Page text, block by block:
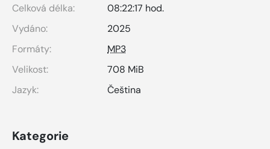
Celková délka:
08:22:17 hod.
Vydáno:
2025
Formáty:
MP3
Velikost:
708 MiB
Jazyk:
Čeština
Kategorie